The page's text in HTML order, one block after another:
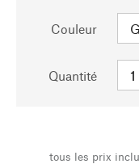
Couleur
Quantité
tous les prix